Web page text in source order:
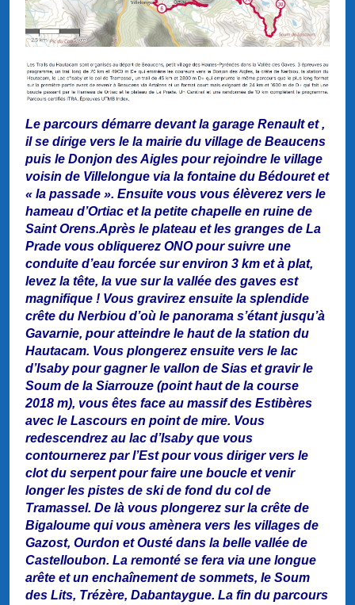
Le parcours démarre devant la garage Renault et ,
il se dirige vers le la mairie du village de Beaucens
puis le Donjon des Aigles pour rejoindre le village
voisin de Villelongue via la fontaine du Bédouret et
« la passade ». Ensuite vous vous élèverez vers le
hameau d’Ortiac et la petite chapelle en ruine de
Saint Orens.Après le plateau et les granges de La
Prade vous obliquerez ONO pour suivre une
conduite d’eau forcée sur environ 3 km et à plat,
levez la tête, la vue sur la vallée des gaves est
magnifique ! Vous gravirez ensuite la splendide
crête du Nerbiou d’où le panorama s’étant jusqu’à
Gavarnie, pour atteindre le haut de la station du
Hautacam. Vous plongerez ensuite vers le lac
d’Isaby pour gagner le vallon de Sias et gravir le
Soum de la Siarrouze (point haut de la course
2018 m), vous êtes face au massif des Estibères
avec le Lascours en point de mire. Vous
redescendrez au lac d’Isaby que vous
contournerez par l’Est pour vous diriger vers le
clot du serpent pour faire une boucle et venir
longer les pistes de ski de fond du col de
Tramassel. De là vous plongerez sur la crête de
Bigaloume qui vous amènera vers les villages de
Gazost, Ourdon et Ousté dans la belle vallée de
Castelloubon. La remonté se fera via une longue
arête et un enchaînement de sommets, le Soum
des Lits, Trézère, Dabantaygue. La fin du parcours